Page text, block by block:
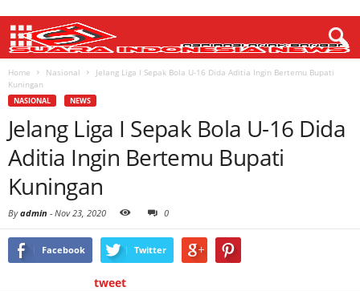
Home Nasional
Jelang Liga I Sepak Bola U-16 Dida Aditia Ingin Bertemu Bupati
Kuningan
NASIONAL NEWS
Jelang Liga I Sepak Bola U-16 Dida
Aditia Ingin Bertemu Bupati
Kuningan
Byadmin - Nov 23, 2020 0
Facebook Twitter
tweet